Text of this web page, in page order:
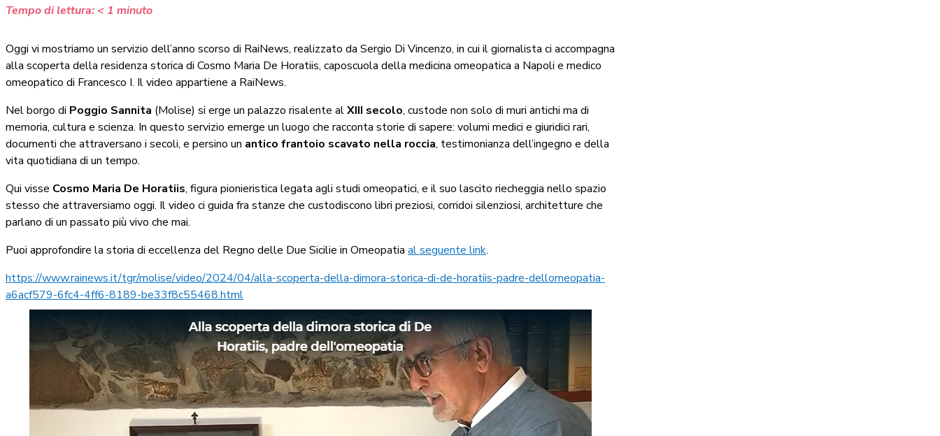
Tempo di lettura: < 1 minuto
Oggi vi mostriamo un servizio dell’anno scorso di RaiNews, realizzato da Sergio Di Vincenzo, in cui il giornalista ci accompagna
alla scoperta della residenza storica di Cosmo Maria De Horatiis, caposcuola della medicina omeopatica a Napoli e medico
omeopatico di Francesco I. Il video appartiene a RaiNews.
Nel borgo di Poggio Sannita (Molise) si erge un palazzo risalente alXIII secolo, custode non solo di muri antichi ma di
memoria, cultura e scienza. In questo servizio emerge un luogo che racconta storie di sapere: volumi medici e giuridici rari,
documenti che attraversano i secoli, e persino un antico frantoio scavato nella roccia, testimonianza dell’ingegno e della
vita quotidiana di un tempo.
Qui visse Cosmo Maria De Horatiis, figura pionieristica legata agli studi omeopatici, e il suo lascito riecheggia nello spazio
stesso che attraversiamo oggi. Il video ci guida fra stanze che custodiscono libri preziosi, corridoi silenziosi, architetture che
parlano di un passato più vivo che mai.
Puoi approfondire la storia di eccellenza del Regno delle Due Sicilie in Omeopatia al seguente link.
https://www.rainews.it/tgr/molise/video/2024/04/alla-scoperta-della-dimora-storica-di-de-horatiis-padre-dellomeopatia-
a6acf579-6fc4-4ff6-8189-be33f8c55468.html